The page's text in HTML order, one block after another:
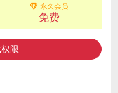
永久会员
免费
限